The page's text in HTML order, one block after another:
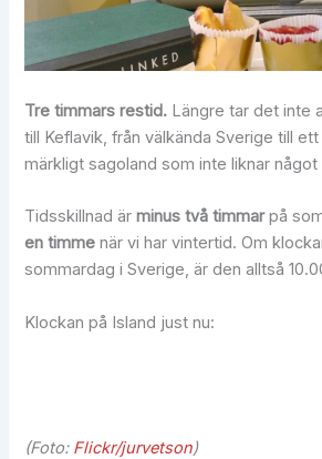
Tre timmars restid. Längre tar det inte
till Keflavik, från välkända Sverige till
märkligt sagoland som inte liknar
Tidsskillnad ärminus två timmarpå
en timme när vi har vintertid. Om
sommardag i Sverige, är den alltså
Klockan på Island just nu:
(Foto: Flickr/jurvetson)